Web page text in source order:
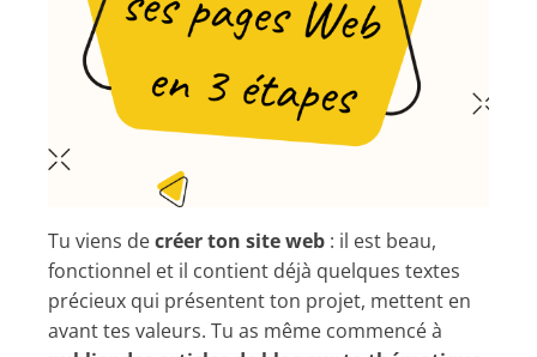
Tu viens decréer ton site web : il est beau,
fonctionnel et il contient déjà quelques textes
précieux qui présentent ton projet, mettent en
avant tes valeurs. Tu as même commencé à